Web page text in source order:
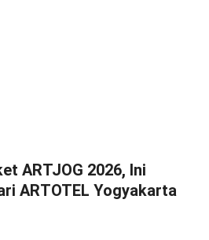
ARTJOG 2026, Ini
ARTOTEL Yogyakarta